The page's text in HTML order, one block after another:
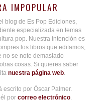
IMPOPULAR
blog de Es Pop Ediciones,
especializada en temas
pop. Nuestra intención es
los libros que editamos,
no se note demasiado
cosas. Si quieres saber
nuestra página web
escrito por Óscar Palmer.
por correo electrónico